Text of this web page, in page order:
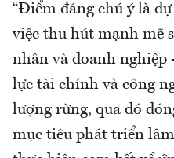
“Điểm đáng chú ý là
việc thu hút mạnh mẽ
nhân và doanh nghiệp
lực tài chính và công
lượng rừng, qua đó
mục tiêu phát triển